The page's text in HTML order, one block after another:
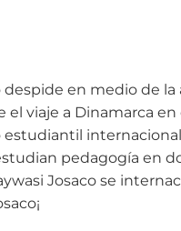
despide en medio de
el viaje a Dinamarca
pedagogía en
Josaco se